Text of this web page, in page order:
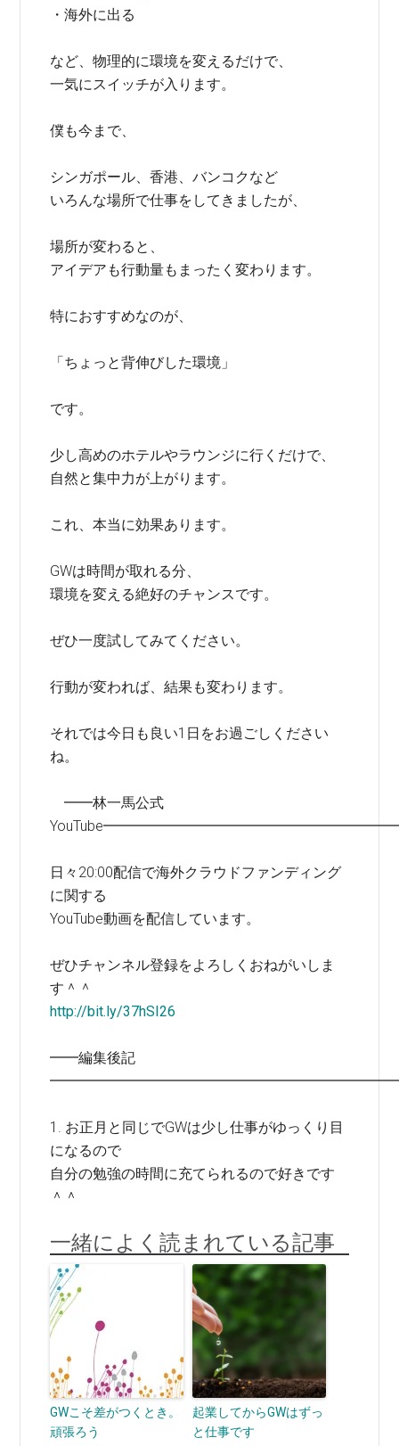
・海外に出る
など、物理的に環境を変えるだけで、
一気にスイッチが入ります。
僕も今まで、
シンガポール、香港、バンコクなど
いろんな場所で仕事をしてきましたが、
場所が変わると、
アイデアも行動量もまったく変わります。
特におすすめなのが、
「ちょっと背伸びした環境」
です。
少し高めのホテルやラウンジに行くだけで、
自然と集中力が上がります。
これ、本当に効果あります。
GWは時間が取れる分、
環境を変える絶好のチャンスです。
ぜひ一度試してみてください。
行動が変われば、結果も変わります。
それでは今日も良い1日をお過ごしください
ね。
━━林一馬公式
日々20:00配信で海外クラウドファンディング
に関する
YouTube動画を配信しています。
ぜひチャンネル登録をよろしくおねがいしま
す＾＾
http://bit.ly/37hSI26
━━編集後記
1. お正月と同じでGWは少し仕事がゆっくり目
になるので
自分の勉強の時間に充てられるので好きです
＾＾
一緒によく読まれている記事
GWこそ差がつくとき。
頑張ろう
起業してからGWはずっ
と仕事です